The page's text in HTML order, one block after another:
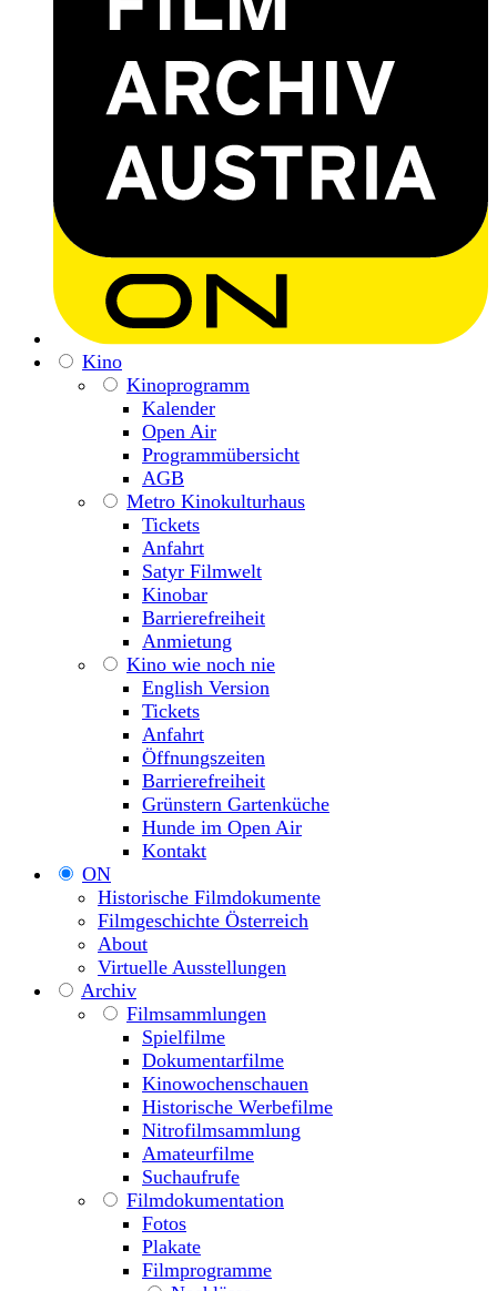
Kino
Kinoprogramm
Kalender
Open Air
Programmübersicht
AGB
Metro Kinokulturhaus
Tickets
Anfahrt
Satyr Filmwelt
Kinobar
Barrierefreiheit
Anmietung
Kino wie noch nie
English Version
Tickets
Anfahrt
Öffnungszeiten
Barrierefreiheit
Grünstern Gartenküche
Hunde im Open Air
Kontakt
ON
Historische Filmdokumente
Filmgeschichte Österreich
About
Virtuelle Ausstellungen
Archiv
Filmsammlungen
Spielfilme
Dokumentarfilme
Kinowochenschauen
Historische Werbefilme
Nitrofilmsammlung
Amateurfilme
Suchaufrufe
Filmdokumentation
Fotos
Plakate
Filmprogramme